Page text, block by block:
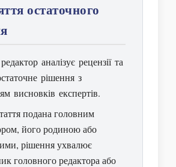
остаточного
аналізує рецензії та
рішення з
висновків експертів.
подана головним
його родиною або
рішення ухвалює
головного редактора або